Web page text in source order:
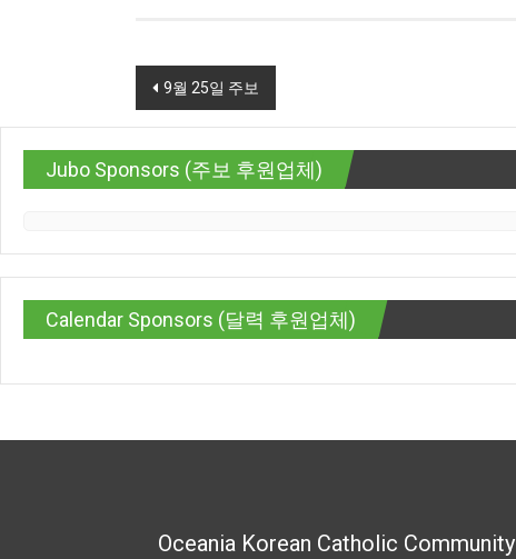
Post navigation
9월 25일 주보
Jubo Sponsors (주보 후원업체)
Calendar Sponsors (달력 후원업체)
Oceania Korean Catholic Community